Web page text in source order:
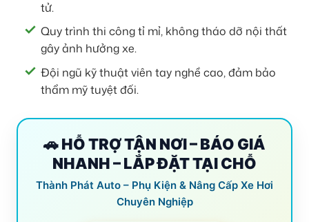
tử.
Quy trình thi công tỉ mỉ, không tháo dỡ nội thất
gây ảnh hưởng xe.
Đội ngũ kỹ thuật viên tay nghề cao, đảm bảo
thẩm mỹ tuyệt đối.
🚗 HỖ TRỢ TẬN NƠI – BÁO GIÁ
NHANH – LẮP ĐẶT TẠI CHỖ
Thành Phát Auto – Phụ Kiện & Nâng Cấp Xe Hơi
Chuyên Nghiệp